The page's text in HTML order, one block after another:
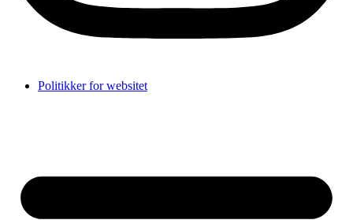
Politikker for websitet